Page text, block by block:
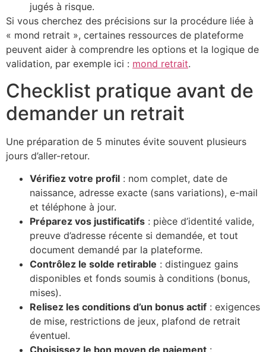
jugés à risque.
Si vous cherchez des précisions sur la procédure liée à
« mond retrait », certaines ressources de plateforme
peuvent aider à comprendre les options et la logique de
validation, par exemple ici : mond retrait.
Checklist pratique avant de
demander un retrait
Une préparation de 5 minutes évite souvent plusieurs
jours d’aller-retour.
Vérifiez votre profil : nom complet, date de
naissance, adresse exacte (sans variations), e-mail
et téléphone à jour.
Préparez vos justificatifs : pièce d’identité valide,
preuve d’adresse récente si demandée, et tout
document demandé par la plateforme.
Contrôlez le solde retirable : distinguez gains
disponibles et fonds soumis à conditions (bonus,
mises).
Relisez les conditions d’un bonus actif : exigences
de mise, restrictions de jeux, plafond de retrait
éventuel.